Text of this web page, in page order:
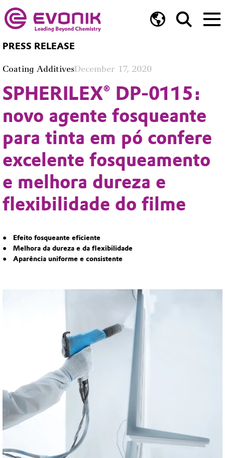
PRESS RELEASE
Coating AdditivesDecember 17, 2020
SPHERILEX® DP-0115:
novo agente fosqueante
para tinta em pó confere
excelente fosqueamento
e melhora dureza e
flexibilidade do filme
Efeito fosqueante eficiente
Melhora da dureza e da flexibilidade
Aparência uniforme e consistente